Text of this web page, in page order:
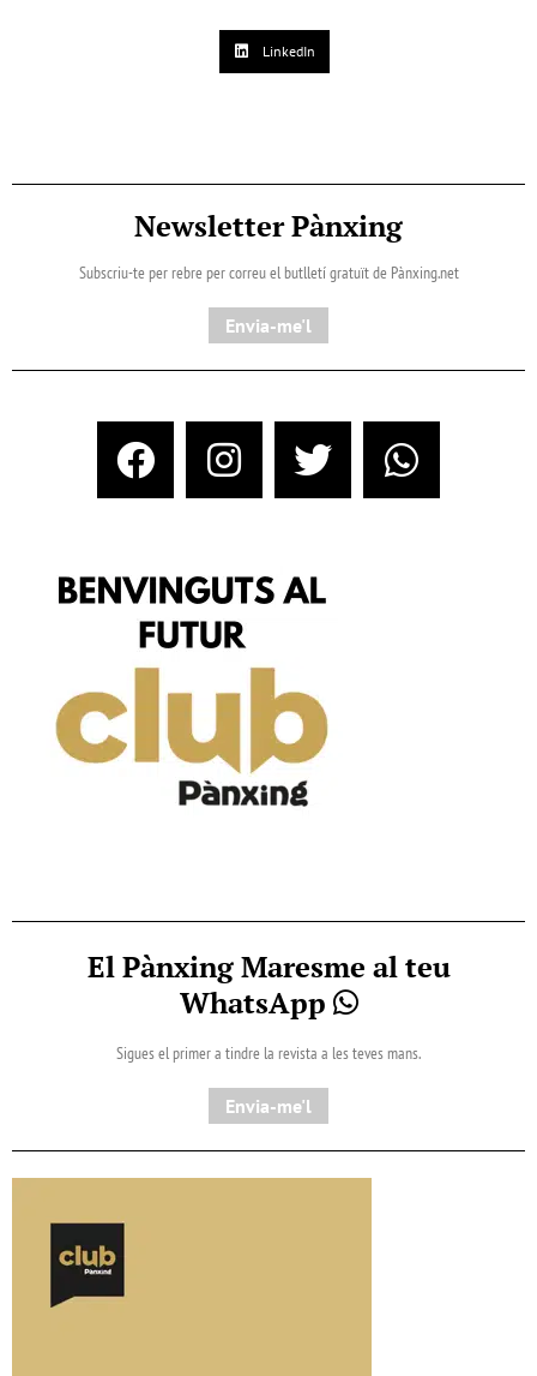
LinkedIn
Newsletter Pànxing
Subscriu-te per rebre per correu el butlletí gratuït de Pànxing.net​
Envia-me'l
El Pànxing Maresme al teu
WhatsApp
Sigues el primer a tindre la revista a les teves mans.
Envia-me'l